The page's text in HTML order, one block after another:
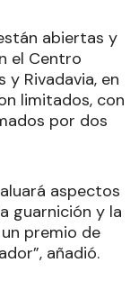
abiertas y
el Centro
y Rivadavia, en
limitados, con
por dos
aspectos
guarnición y la
premio de
añadió.